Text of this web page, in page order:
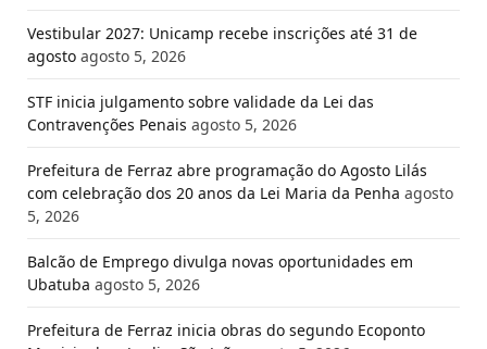
Vestibular 2027: Unicamp recebe inscrições até 31 de
agosto agosto 5, 2026
STF inicia julgamento sobre validade da Lei das
Contravenções Penais agosto 5, 2026
Prefeitura de Ferraz abre programação do Agosto Lilás
com celebração dos 20 anos da Lei Maria da Penha agosto
5, 2026
Balcão de Emprego divulga novas oportunidades em
Ubatuba agosto 5, 2026
Prefeitura de Ferraz inicia obras do segundo Ecoponto